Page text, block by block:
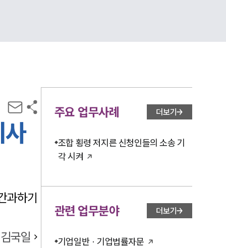
과하기
김국일
주요 업무사례 더보기
조합 횡령 저지른 신청인들의 소송 기
각 시켜
관련 업무분야 더보기
기업일반 · 기업법률자문